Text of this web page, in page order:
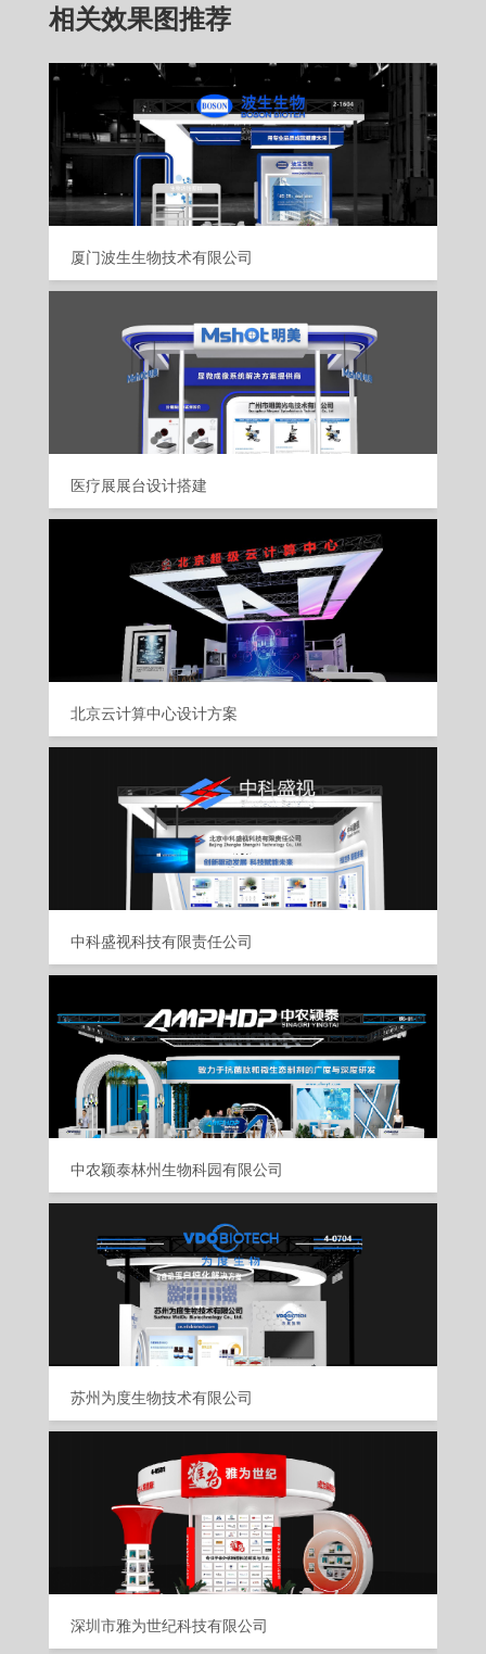
相关效果图推荐
厦门波生生物技术有限公司
医疗展展台设计搭建
北京云计算中心设计方案
中科盛视科技有限责任公司
中农颖泰林州生物科园有限公司
苏州为度生物技术有限公司
深圳市雅为世纪科技有限公司